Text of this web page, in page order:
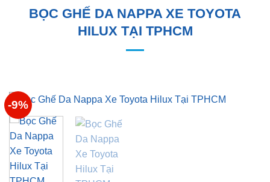
BỌC GHẾ DA NAPPA XE TOYOTA
HILUX TẠI TPHCM
-9%